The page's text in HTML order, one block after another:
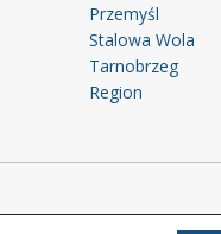
Przemyśl
Stalowa Wola
Tarnobrzeg
Region